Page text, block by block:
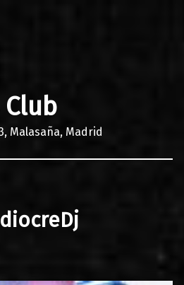
Malasaña, Madrid